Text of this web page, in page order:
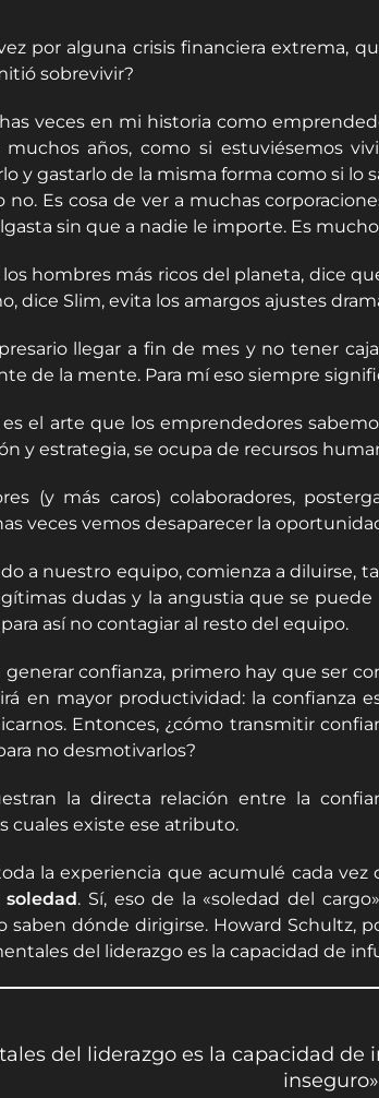
por alguna crisis financiera extrema,
sobrevivir?
veces en mi historia como
años, como si estuviésemos
y gastarlo de la misma forma como si
Es cosa de ver a muchas
sin que a nadie le importe. Es
hombres más ricos del planeta, dice
dice Slim, evita los amargos ajustes
llegar a fin de mes y no tener
de la mente. Para mí eso siempre
el arte que los emprendedores
y estrategia, se ocupa de recursos
(y más caros) colaboradores,
veces vemos desaparecer la
a nuestro equipo, comienza a
dudas y la angustia que se
así no contagiar al resto del equipo.
confianza, primero hay que ser
en mayor productividad: la confianza
Entonces, ¿cómo transmitir
no desmotivarlos?
la directa relación entre la
cuales existe ese atributo.
la experiencia que acumulé cada
soledad. Sí, eso de la «soledad del
dónde dirigirse. Howard Schultz,
del liderazgo es la capacidad de
del liderazgo es la capacidad
inseguro»